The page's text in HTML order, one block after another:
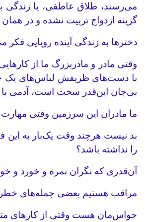
می‌رسند، طلاق عاطفی، یا زندگی
گزینه ازدواج تربیت نشده و در
دخترها به زندگی آینده رویایی فکر
وقتی مادر و مادربزرگ ما از
با دست‌های ظریفش لباس‌های یک
بی‌جان این‌قدر سخت است، آدمی
ما مادران این سرزمین وقتی مهارت
بد نیست هرچند وقت یک‌بار به این
را نداشته باشد؟
آن‌قدری که نگران نمره و خورد و
مراقب هستیم بعضی جمله‌های
حواس‌مان هست وقتی از کارهای